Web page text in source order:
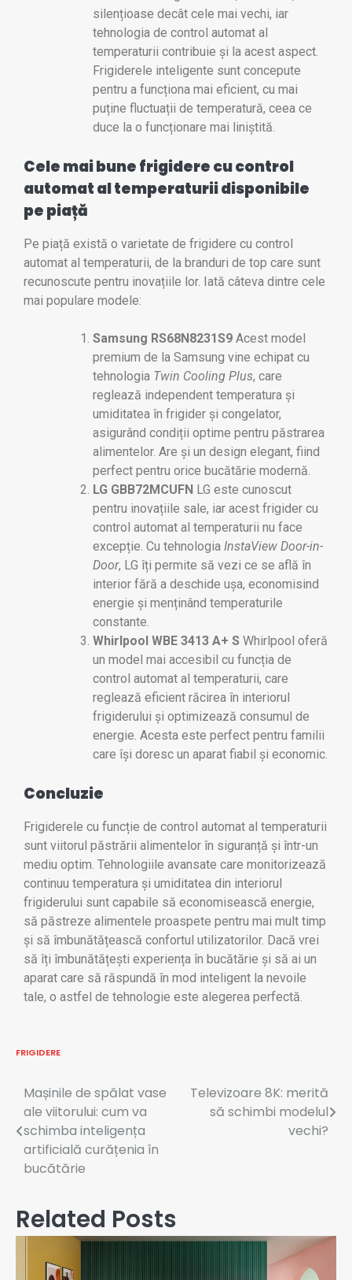
silențioase decât cele mai vechi, iar
tehnologia de control automat al
temperaturii contribuie și la acest aspect.
Frigiderele inteligente sunt concepute
pentru a funcționa mai eficient, cu mai
puține fluctuații de temperatură, ceea ce
duce la o funcționare mai liniștită.
Cele mai bune frigidere cu control
automat al temperaturii disponibile
pe piață
Pe piață există o varietate de frigidere cu control
automat al temperaturii, de la branduri de top care sunt
recunoscute pentru inovațiile lor. Iată câteva dintre cele
mai populare modele:
Samsung RS68N8231S9 Acest model
premium de la Samsung vine echipat cu
tehnologia Twin Cooling Plus, care
reglează independent temperatura și
umiditatea în frigider și congelator,
asigurând condiții optime pentru păstrarea
alimentelor. Are și un design elegant, fiind
perfect pentru orice bucătărie modernă.
LG GBB72MCUFN LG este cunoscut
pentru inovațiile sale, iar acest frigider cu
control automat al temperaturii nu face
excepție. Cu tehnologia InstaView Door-in-
Door, LG îți permite să vezi ce se află în
interior fără a deschide ușa, economisind
energie și menținând temperaturile
constante.
Whirlpool WBE 3413 A+ S Whirlpool oferă
un model mai accesibil cu funcția de
control automat al temperaturii, care
reglează eficient răcirea în interiorul
frigiderului și optimizează consumul de
energie. Acesta este perfect pentru familii
care își doresc un aparat fiabil și economic.
Concluzie
Frigiderele cu funcție de control automat al temperaturii
sunt viitorul păstrării alimentelor în siguranță și într-un
mediu optim. Tehnologiile avansate care monitorizează
continuu temperatura și umiditatea din interiorul
frigiderului sunt capabile să economisească energie,
să păstreze alimentele proaspete pentru mai mult timp
și să îmbunătățească confortul utilizatorilor. Dacă vrei
să îți îmbunătățești experiența în bucătărie și să ai un
aparat care să răspundă în mod inteligent la nevoile
tale, o astfel de tehnologie este alegerea perfectă.
FRIGIDERE
Mașinile de spălat vase
ale viitorului: cum va
schimba inteligența
artificială curățenia în
bucătărie
Televizoare 8K: merită
să schimbi modelul
vechi?
Related Posts